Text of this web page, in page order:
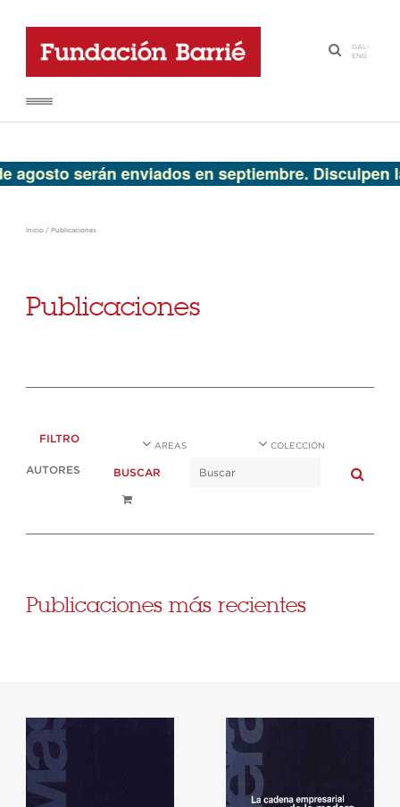
·
GAL-
ENG
serán enviados en septiembre. Disculpen las
Inicio / Publicaciones
Publicaciones
FILTRO
AREAS COLECCIÓN
AUTORES BUSCAR
Publicaciones más recientes